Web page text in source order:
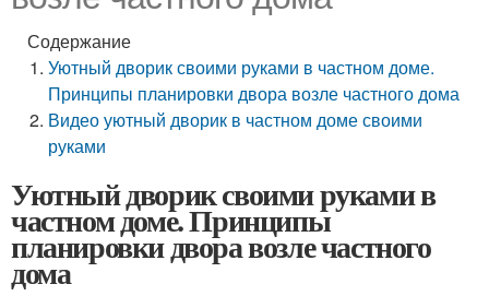
Содержание
Уютный дворик своими руками в частном доме.
Принципы планировки двора возле частного дома
Видео уютный дворик в частном доме своими
руками
Уютный дворик своими руками в
частном доме. Принципы
планировки двора возле частного
дома